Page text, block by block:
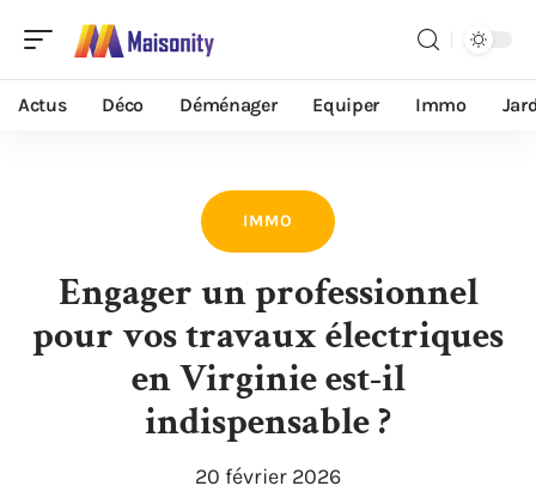
Actus Déco Déménager Equiper Immo
IMMO
Engager un professionnel
pour vos travaux électriques
en Virginie est-il
indispensable ?
20 février 2026